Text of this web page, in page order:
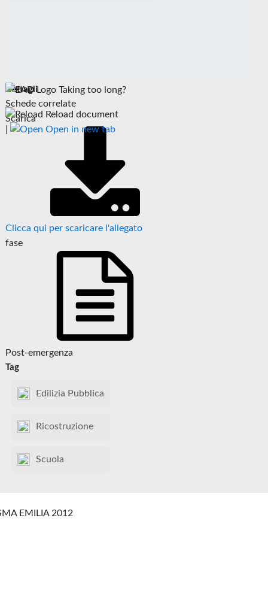
Taking too long?
Reload document
Open in new tab
Dettagli
Schede correlate
Scarica
Clicca qui per scaricare l'allegato
fase
Post-emergenza
Tag
Edilizia Pubblica
Ricostruzione
Scuola
EMILIA 2012